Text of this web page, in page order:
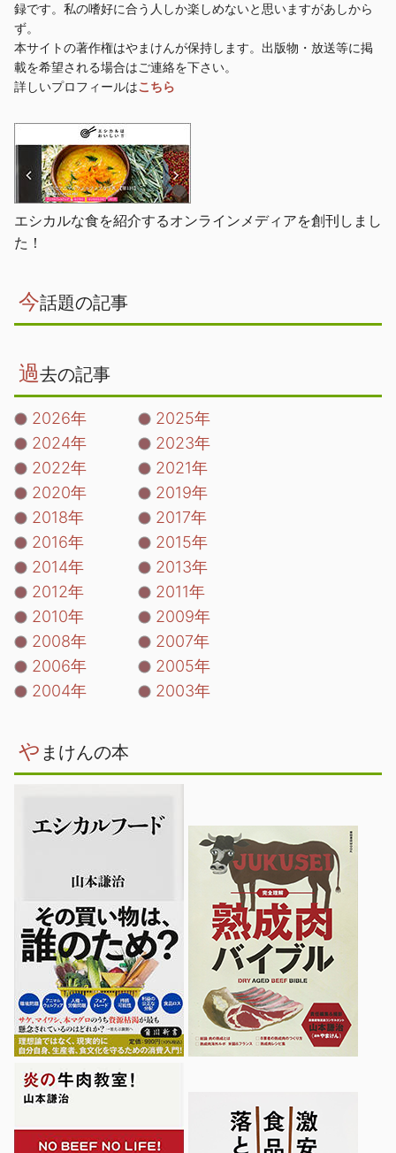
録です。私の嗜好に合う人しか楽しめないと思いますがあしから
ず。
本サイトの著作権はやまけんが保持します。出版物・放送等に掲
載を希望される場合はご連絡を下さい。
詳しいプロフィールはこちら
エシカルな食を紹介するオンラインメディアを創刊しまし
た！
今話題の記事
過去の記事
2026年
2025年
2024年
2023年
2022年
2021年
2020年
2019年
2018年
2017年
2016年
2015年
2014年
2013年
2012年
2011年
2010年
2009年
2008年
2007年
2006年
2005年
2004年
2003年
や まけんの本